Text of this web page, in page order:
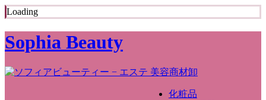
Loading
Sophia Beauty
化粧品